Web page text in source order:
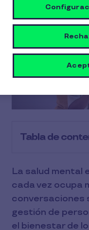
5 Min de
Tabla de
La salud mental
cada vez ocupa
conversaciones
gestión de
el bienestar de